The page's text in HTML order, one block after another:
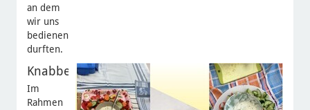
an dem
wir uns
bedienen
durften.
Knabbergemüse
Im
Rahmen